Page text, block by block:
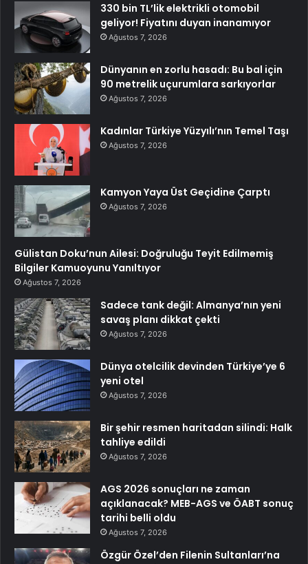
330 bin TL’lik elektrikli otomobil
geliyor! Fiyatını duyan inanamıyor
Ağustos 7, 2026
Dünyanın en zorlu hasadı: Bu bal için
90 metrelik uçurumlara sarkıyorlar
Ağustos 7, 2026
Kadınlar Türkiye Yüzyılı’nın Temel Taşı
Ağustos 7, 2026
Kamyon Yaya Üst Geçidine Çarptı
Ağustos 7, 2026
Gülistan Doku’nun Ailesi: Doğruluğu Teyit Edilmemiş
Bilgiler Kamuoyunu Yanıltıyor
Ağustos 7, 2026
Sadece tank değil: Almanya’nın yeni
savaş planı dikkat çekti
Ağustos 7, 2026
Dünya otelcilik devinden Türkiye’ye 6
yeni otel
Ağustos 7, 2026
Bir şehir resmen haritadan silindi: Halk
tahliye edildi
Ağustos 7, 2026
AGS 2026 sonuçları ne zaman
açıklanacak? MEB-AGS ve ÖABT sonuç
tarihi belli oldu
Ağustos 7, 2026
Özgür Özel’den Filenin Sultanları’na